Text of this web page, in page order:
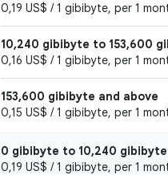
0,19 US$ / 1 gibibyte, per 1
10,240 gibibyte to 153,600
0,16 US$ / 1 gibibyte, per 1
153,600 gibibyte and above
0,15 US$ / 1 gibibyte, per 1
0 gibibyte to 10,240 gibibyte
0,19 US$ / 1 gibibyte, per 1